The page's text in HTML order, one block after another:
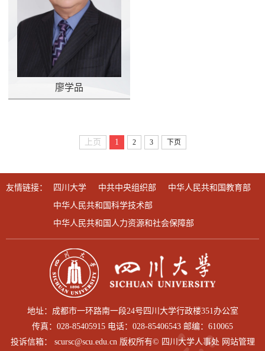
廖学品
上页 1 2 3 下页
友情链接： 四川大学 中共中央组织部
中华人民共和国教育部
中华人民共和国科学技术部
中华人民共和国人力资源和社会保障部
地址：成都市一环路南一段24号四川大学行政楼351办公室
传真：028-85405915 电话：028-85406543 邮编：610065
投诉信箱： scursc@scu.edu.cn 版权所有© 四川大学人事处 网站管理